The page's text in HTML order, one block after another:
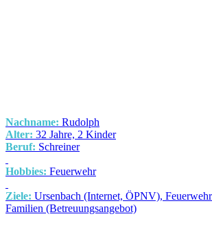
Nachname: Rudolph
Alter: 32 Jahre, 2 Kinder
Beruf: Schreiner
Hobbies: Feuerwehr
Ziele: Ursenbach (Internet, ÖPNV),
Familien (Betreuungsangebot)